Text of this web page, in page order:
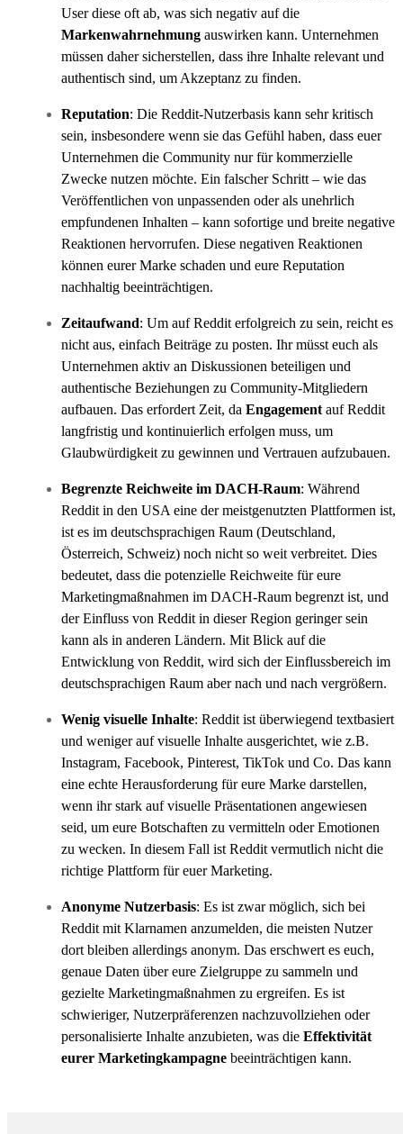
User diese oft ab, was sich negativ auf die
Markenwahrnehmung auswirken kann. Unternehmen
müssen daher sicherstellen, dass ihre Inhalte relevant und
authentisch sind, um Akzeptanz zu finden.
Reputation: Die Reddit-Nutzerbasis kann sehr kritisch
sein, insbesondere wenn sie das Gefühl haben, dass euer
Unternehmen die Community nur für kommerzielle
Zwecke nutzen möchte. Ein falscher Schritt – wie das
Veröffentlichen von unpassenden oder als unehrlich
empfundenen Inhalten – kann sofortige und breite negative
Reaktionen hervorrufen. Diese negativen Reaktionen
können eurer Marke schaden und eure Reputation
nachhaltig beeinträchtigen.
Zeitaufwand: Um auf Reddit erfolgreich zu sein, reicht es
nicht aus, einfach Beiträge zu posten. Ihr müsst euch als
Unternehmen aktiv an Diskussionen beteiligen und
authentische Beziehungen zu Community-Mitgliedern
aufbauen. Das erfordert Zeit, da Engagement auf Reddit
langfristig und kontinuierlich erfolgen muss, um
Glaubwürdigkeit zu gewinnen und Vertrauen aufzubauen.
Begrenzte Reichweite im DACH-Raum: Während
Reddit in den USA eine der meistgenutzten Plattformen ist,
ist es im deutschsprachigen Raum (Deutschland,
Österreich, Schweiz) noch nicht so weit verbreitet. Dies
bedeutet, dass die potenzielle Reichweite für eure
Marketingmaßnahmen im DACH-Raum begrenzt ist, und
der Einfluss von Reddit in dieser Region geringer sein
kann als in anderen Ländern. Mit Blick auf die
Entwicklung von Reddit, wird sich der Einflussbereich im
deutschsprachigen Raum aber nach und nach vergrößern.
Wenig visuelle Inhalte: Reddit ist überwiegend textbasiert
und weniger auf visuelle Inhalte ausgerichtet, wie z.B.
Instagram, Facebook, Pinterest, TikTok und Co. Das kann
eine echte Herausforderung für eure Marke darstellen,
wenn ihr stark auf visuelle Präsentationen angewiesen
seid, um eure Botschaften zu vermitteln oder Emotionen
zu wecken. In diesem Fall ist Reddit vermutlich nicht die
richtige Plattform für euer Marketing.
Anonyme Nutzerbasis: Es ist zwar möglich, sich bei
Reddit mit Klarnamen anzumelden, die meisten Nutzer
dort bleiben allerdings anonym. Das erschwert es euch,
genaue Daten über eure Zielgruppe zu sammeln und
gezielte Marketingmaßnahmen zu ergreifen. Es ist
schwieriger, Nutzerpräferenzen nachzuvollziehen oder
personalisierte Inhalte anzubieten, was die Effektivität
eurer Marketingkampagne beeinträchtigen kann.